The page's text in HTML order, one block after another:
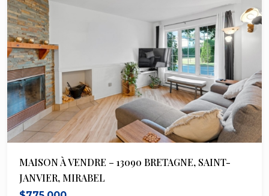
MAISON À VENDRE – 13090 BRETAGNE, SAINT-
JANVIER, MIRABEL